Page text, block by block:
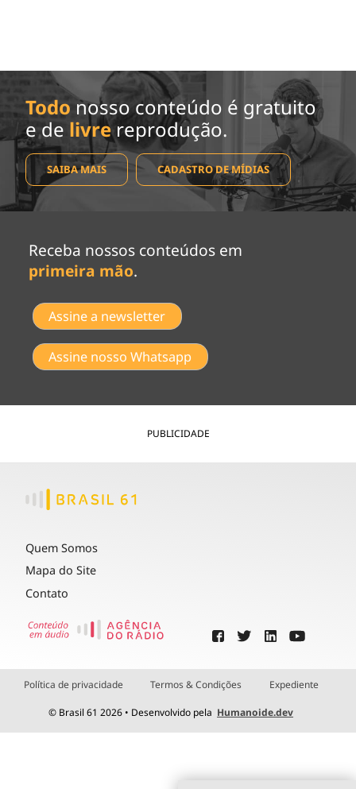
Todo nosso conteúdo é gratuito
e de livrereprodução.
SAIBA MAIS CADASTRO DE MÍDIAS
Receba nossos conteúdos em
primeira mão.
Assine a newsletter
Assine nosso Whatsapp
PUBLICIDADE
Quem Somos
Mapa do Site
Contato
Política de privacidade Termos & Condições Expediente
© Brasil 61 2026 • Desenvolvido pela Humanoide.dev